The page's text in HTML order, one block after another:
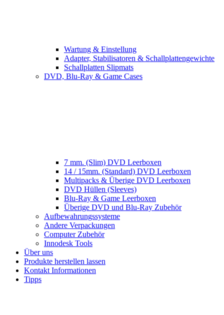
Wartung & Einstellung
Adapter, Stabilisatoren & Schallplattengewichte
Schallplatten Slipmats
DVD, Blu-Ray & Game Cases
7 mm. (Slim) DVD Leerboxen
14 / 15mm. (Standard) DVD Leerboxen
Multipacks & Überige DVD Leerboxen
DVD Hüllen (Sleeves)
Blu-Ray & Game Leerboxen
Überige DVD und Blu-Ray Zubehör
Aufbewahrungssysteme
Andere Verpackungen
Computer Zubehör
Innodesk Tools
Über uns
Produkte herstellen lassen
Kontakt Informationen
Tipps